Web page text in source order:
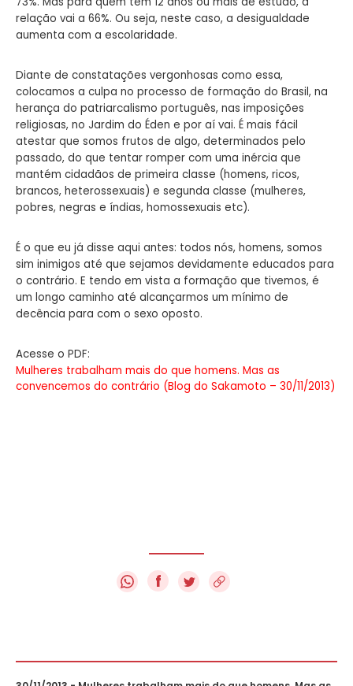
relação vai a 66%. Ou seja, neste caso, a desigualdade
aumenta com a escolaridade.
Diante de constatações vergonhosas como essa,
colocamos a culpa no processo de formação do Brasil, na
herança do patriarcalismo português, nas imposições
religiosas, no Jardim do Éden e por aí vai. É mais fácil
atestar que somos frutos de algo, determinados pelo
passado, do que tentar romper com uma inércia que
mantém cidadãos de primeira classe (homens, ricos,
brancos, heterossexuais) e segunda classe (mulheres,
pobres, negras e índias, homossexuais etc).
É o que eu já disse aqui antes: todos nós, homens, somos
sim inimigos até que sejamos devidamente educados para
o contrário. E tendo em vista a formação que tivemos, é
um longo caminho até alcançarmos um mínimo de
decência para com o sexo oposto.
Acesse o PDF:
Mulheres trabalham mais do que homens. Mas as
convencemos do contrário (Blog do Sakamoto – 30/11/2013)
f